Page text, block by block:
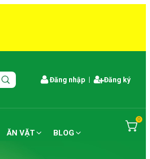
Đăng nhập Đăng ký
ĂN VẶT BLOG
0